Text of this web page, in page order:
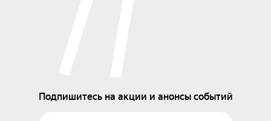
Подпишитесь на акции и анонсы событий